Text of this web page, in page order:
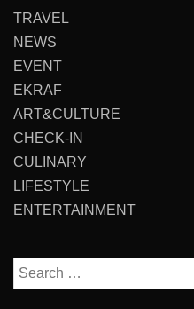
TRAVEL
NEWS
EVENT
EKRAF
ART&CULTURE
CHECK-IN
CULINARY
LIFESTYLE
ENTERTAINMENT
Search
for: